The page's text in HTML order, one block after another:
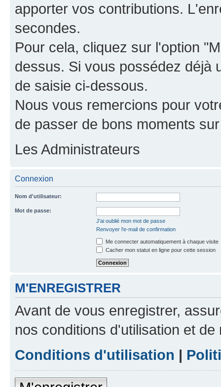
apporter vos contributions.
secondes.
Pour cela, cliquez sur l'option
dessus. Si vous possédez déjà
de saisie ci-dessous.
Nous vous remercions pour
de passer de bons moments
Les Administrateurs
Connexion
Nom d'utilisateur:
Mot de passe:
J'ai oublié mon mot de passe
Renvoyer l'e-mail de confirmation
Me connecter automatiquement à chaque visite
Cacher mon statut en ligne pour cette session
M'ENREGISTRER
Avant de vous enregistrer,
nos conditions d'utilisation et
Conditions d'utilisation |